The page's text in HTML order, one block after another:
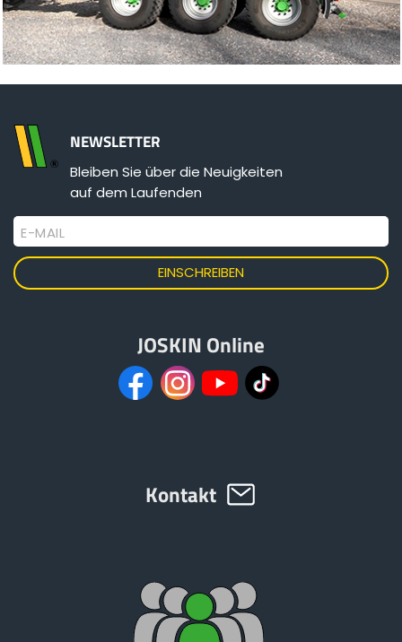
NEWSLETTER
Bleiben Sie über die Neuigkeiten
auf dem Laufenden
E-MAIL
JOSKIN Online
Kontakt